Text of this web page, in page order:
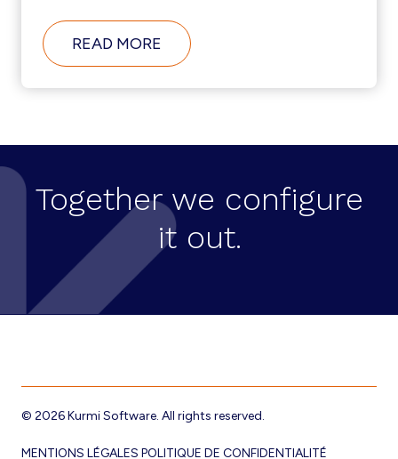
READ MORE ABOUT
QUE
–
RÉPONSES
Together we configure
it out.
© 2026 Kurmi Software. All rights reserved.
MENTIONS LÉGALES POLITIQUE DE CONFIDENTIALITÉ